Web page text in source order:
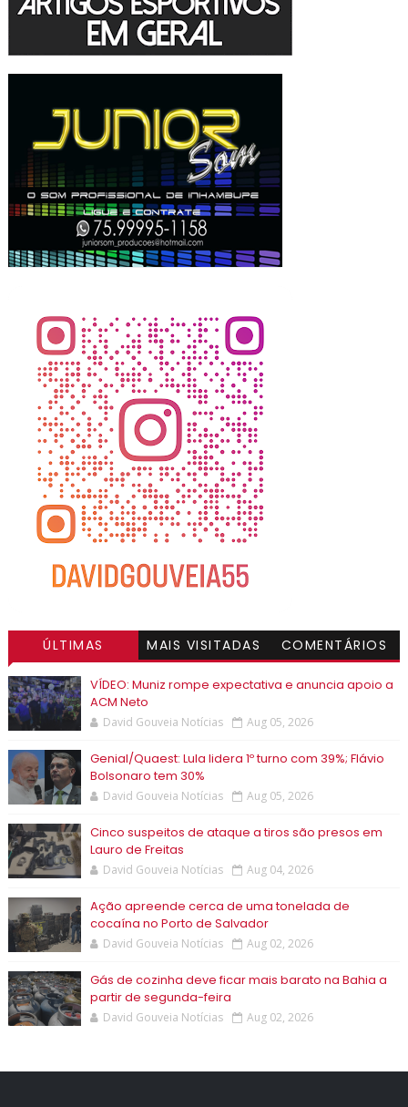
ÚLTIMAS MAIS VISITADAS COMENTÁRIOS
VÍDEO: Muniz rompe expectativa e anuncia apoio a
ACM Neto
David Gouveia Notícias Aug 05, 2026
Genial/Quaest: Lula lidera 1º turno com 39%; Flávio
Bolsonaro tem 30%
David Gouveia Notícias Aug 05, 2026
Cinco suspeitos de ataque a tiros são presos em
Lauro de Freitas
David Gouveia Notícias Aug 04, 2026
Ação apreende cerca de uma tonelada de
cocaína no Porto de Salvador
David Gouveia Notícias Aug 02, 2026
Gás de cozinha deve ficar mais barato na Bahia a
partir de segunda-feira
David Gouveia Notícias Aug 02, 2026